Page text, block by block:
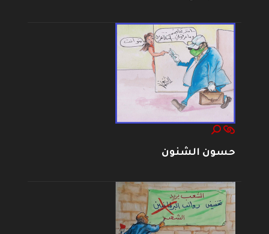
حسون الشنون